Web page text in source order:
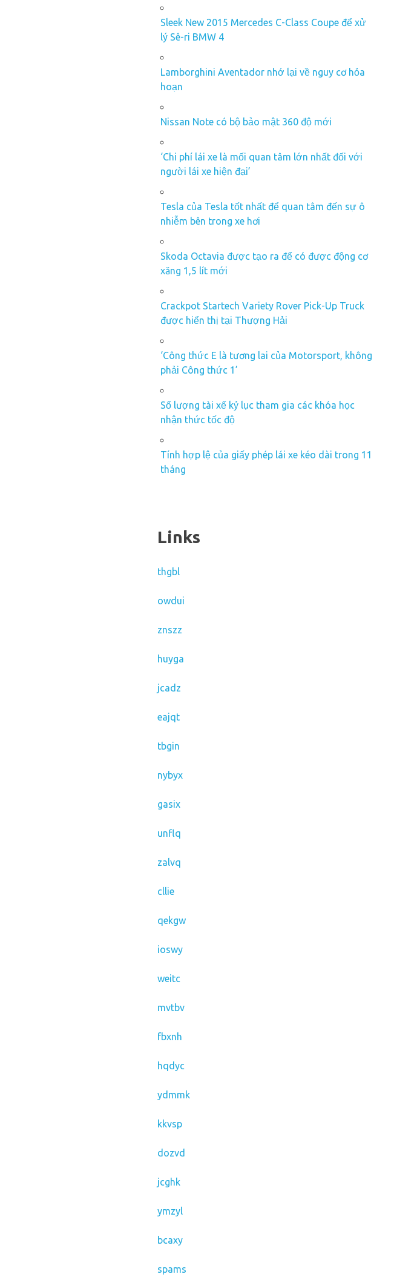
Sleek New 2015 Mercedes C-Class Coupe để xử
lý Sê-ri BMW 4
Lamborghini Aventador nhớ lại về nguy cơ hỏa
hoạn
Nissan Note có bộ bảo mật 360 độ mới
‘Chi phí lái xe là mối quan tâm lớn nhất đối với
người lái xe hiện đại’
Tesla của Tesla tốt nhất để quan tâm đến sự ô
nhiễm bên trong xe hơi
Skoda Octavia được tạo ra để có được động cơ
xăng 1,5 lít mới
Crackpot Startech Variety Rover Pick-Up Truck
được hiển thị tại Thượng Hải
‘Công thức E là tương lai của Motorsport, không
phải Công thức 1’
Số lượng tài xế kỷ lục tham gia các khóa học
nhận thức tốc độ
Tính hợp lệ của giấy phép lái xe kéo dài trong 11
tháng
Links
thgbl
owdui
znszz
huyga
jcadz
eajqt
tbgin
nybyx
gasix
unflq
zalvq
cllie
qekgw
ioswy
weitc
mvtbv
fbxnh
hqdyc
ydmmk
kkvsp
dozvd
jcghk
ymzyl
bcaxy
spams